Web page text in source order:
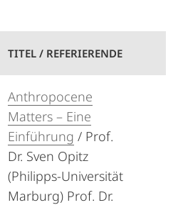
TITEL / REFERIERENDE
Anthropocene
Matters – Eine
Einführung / Prof.
Dr. Sven Opitz
(Philipps-Universität
Marburg) Prof. Dr.